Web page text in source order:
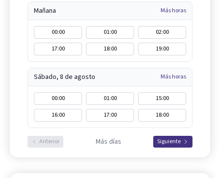
Mañana Más horas
00:00 01:00
02:00
17:00
18:00 19:00
Sábado, 8 de agosto Más horas
00:00 01:00
15:00
16:00
17:00 18:00
Anterior Más días Siguiente